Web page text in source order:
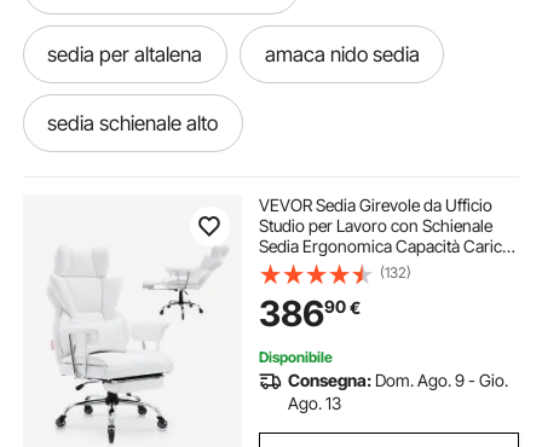
sedia per altalena amaca nido sedia
sedia schienale alto
sedia a sgabello
sedia sgabello ergonomica
4 sedia in rattan sedia con fodera
VEVOR Sedia Girevole da Ufficio
Studio per Lavoro con Schienale
Sedia Ergonomica Capacità Carico
Max. 158kg, Sedia Ufficio
Ergonomica con Poggiapiedi
Materiale in PU Schienale
Reclinabile da 90-120°
(132)
38690€
Disponibile
Consegna: Dom. Ago. 9 - Gio.
Ago. 13